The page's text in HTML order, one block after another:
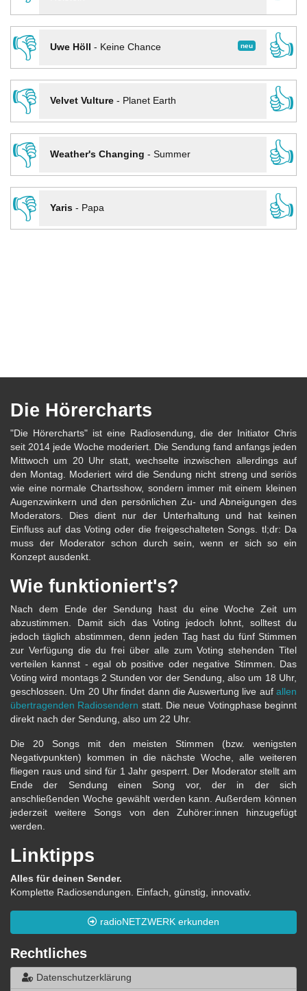
👎
neu
Uwe Höll - Keine Chance
👍
👎
Velvet Vulture- Planet Earth
👍
👎
Weather's Changing - Summer
👍
👎
Yaris- Papa 👍
Die Hörercharts
"Die Hörercharts" ist eine Radiosendung, die der Initiator Chris
seit 2014 jede Woche moderiert. Die Sendung fand anfangs jeden
Mittwoch um 20 Uhr statt, wechselte inzwischen allerdings auf
den Montag. Moderiert wird die Sendung nicht streng und seriös
wie eine normale Chartsshow, sondern immer mit einem kleinen
Augenzwinkern und den persönlichen Zu- und Abneigungen des
Moderators. Dies dient nur der Unterhaltung und hat keinen
Einfluss auf das Voting oder die freigeschalteten Songs. tl;dr: Da
muss der Moderator schon durch sein, wenn er sich so ein
Konzept ausdenkt.
Wie funktioniert's?
Nach dem Ende der Sendung hast du eine Woche Zeit um
abzustimmen. Damit sich das Voting jedoch lohnt, solltest du
jedoch täglich abstimmen, denn jeden Tag hast du fünf Stimmen
zur Verfügung die du frei über alle zum Voting stehenden Titel
verteilen kannst - egal ob positive oder negative Stimmen. Das
Voting wird montags 2 Stunden vor der Sendung, also um 18 Uhr,
geschlossen. Um 20 Uhr findet dann die Auswertung live auf allen
übertragenden Radiosendern statt. Die neue Votingphase beginnt
direkt nach der Sendung, also um 22 Uhr.
Die 20 Songs mit den meisten Stimmen (bzw. wenigsten
Negativpunkten) kommen in die nächste Woche, alle weiteren
fliegen raus und sind für 1 Jahr gesperrt. Der Moderator stellt am
Ende der Sendung einen Song vor, der in der sich
anschließenden Woche gewählt werden kann. Außerdem können
jederzeit weitere Songs von den Zuhörer:innen hinzugefügt
werden.
Linktipps
Alles für deinen Sender.
Komplette Radiosendungen. Einfach, günstig, innovativ.
radioNETZWERK erkunden
Rechtliches
Datenschutzerklärung